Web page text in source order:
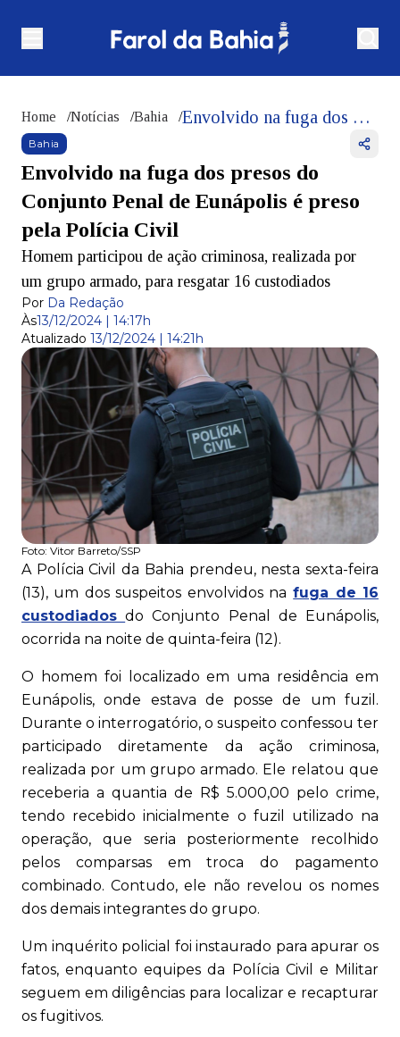
Home /Notícias /Bahia / Envolvido na fuga dos presos do Conjunto Penal de Eunápolis é preso pela Polícia Civil
Bahia
Envolvido na fuga dos presos do
Conjunto Penal de Eunápolis é preso
pela Polícia Civil
Homem participou de ação criminosa, realizada por
um grupo armado, para resgatar 16 custodiados
Por Da Redação
Às13/12/2024 | 14:17h
Atualizado 13/12/2024 | 14:21h
Foto: Vitor Barreto/SSP
A Polícia Civil da Bahia prendeu, nesta sexta-feira
(13), um dos suspeitos envolvidos na fuga de 16
custodiados do Conjunto Penal de Eunápolis,
ocorrida na noite de quinta-feira (12).
O homem foi localizado em uma residência em
Eunápolis, onde estava de posse de um fuzil.
Durante o interrogatório, o suspeito confessou ter
participado diretamente da ação criminosa,
realizada por um grupo armado. Ele relatou que
receberia a quantia de R$ 5.000,00 pelo crime,
tendo recebido inicialmente o fuzil utilizado na
operação, que seria posteriormente recolhido
pelos comparsas em troca do pagamento
combinado. Contudo, ele não revelou os nomes
dos demais integrantes do grupo.
Um inquérito policial foi instaurado para apurar os
fatos, enquanto equipes da Polícia Civil e Militar
seguem em diligências para localizar e recapturar
os fugitivos.